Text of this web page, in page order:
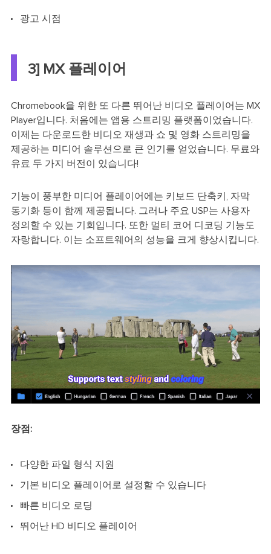
광고 시점
3] MX 플레이어
Chromebook을 위한 또 다른 뛰어난 비디오 플레이어는 MX
Player입니다. 처음에는 앱용 스트리밍 플랫폼이었습니다.
이제는 다운로드한 비디오 재생과 쇼 및 영화 스트리밍을
제공하는 미디어 솔루션으로 큰 인기를 얻었습니다. 무료와
유료 두 가지 버전이 있습니다!
기능이 풍부한 미디어 플레이어에는 키보드 단축키, 자막
동기화 등이 함께 제공됩니다. 그러나 주요 USP는 사용자
정의할 수 있는 기회입니다. 또한 멀티 코어 디코딩 기능도
자랑합니다. 이는 소프트웨어의 성능을 크게 향상시킵니다.
장점:
다양한 파일 형식 지원
기본 비디오 플레이어로 설정할 수 있습니다
빠른 비디오 로딩
뛰어난 HD 비디오 플레이어